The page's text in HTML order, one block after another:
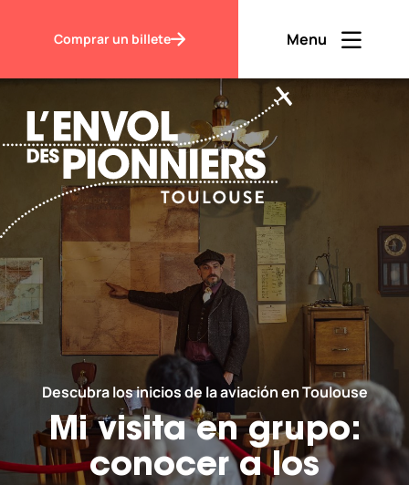
Comprar un billete Menu
Ouvrir
Descubrir
Visitar
Escolares y centros de ocio
Contraste
Descubra los inicios de la aviación en Toulouse
Mi visita en grupo:
conocer a los